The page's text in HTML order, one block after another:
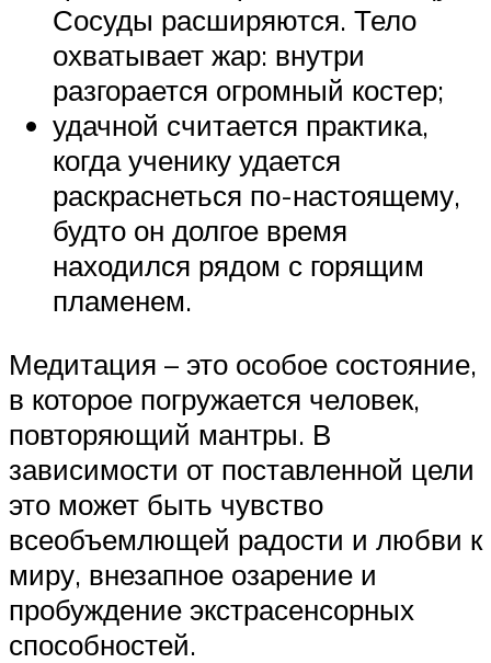
Сосуды расширяются. Тело
охватывает жар: внутри
разгорается огромный костер;
удачной считается практика,
когда ученику удается
раскраснеться по-настоящему,
будто он долгое время
находился рядом с горящим
пламенем.
Медитация – это особое состояние,
в которое погружается человек,
повторяющий мантры. В
зависимости от поставленной цели
это может быть чувство
всеобъемлющей радости и любви к
миру, внезапное озарение и
пробуждение экстрасенсорных
способностей.